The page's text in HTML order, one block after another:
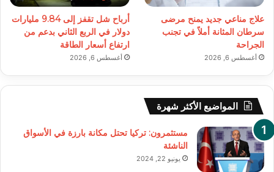
علاج مناعي جديد يمنح مرضى
سرطان المثانة أملاً في تجنب
الجراحة
أغسطس 6, 2026
أرباح شل تقفز إلى 9.84 مليارات
دولار في الربع الثاني بدعم من
ارتفاع أسعار الطاقة
أغسطس 6, 2026
المواضيع الأكثر شهرة
مستثمرون: تركيا تحتل مكانة بارزة في الأسواق
الناشئة
يونيو 22, 2024